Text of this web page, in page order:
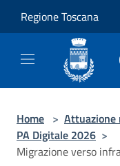
Regione Toscana
Home > Attuazione
PA Digitale 2026 >
Migrazione verso